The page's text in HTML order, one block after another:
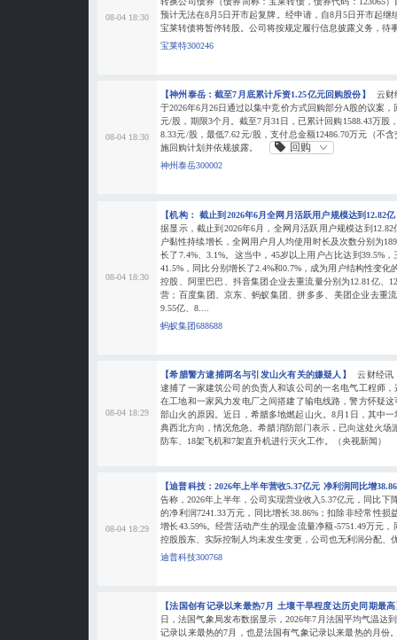
08-04 18:30
预计无法在8月5日开市起复牌。经申请，自8月5日开市起继
宝莱转债将暂停转股。公司将按规定履行信息披露义务，待
宝莱特300246
08-04 18:30
【神州泰岳：截至7月底累计斥资1.25亿元回购股份】
云财
于2026年6月26日通过以集中竞价方式回购部分A股的议案，
元/股，期限3个月。截至7月31日，已累计回购1588.43万股
8.33元/股，最低7.62元/股，支付总金额12486.70万元（不
施回购计划并依规披露。
回购
神州泰岳300002
08-04 18:30
【机构： 截止到2026年6月全网月活跃用户规模达到12.82
据显示，截止到2026年6月，全网月活跃用户规模达到
户黏性持续增长，全网用户月人均使用时长及次数分别为
长了7.4%、3.1%。这当中，45岁以上用户占比达到39.5%
41.5%，同比分别增长了2.4%和0.7%，成为用户结构性变化
控股、阿里巴巴、抖音集团企业去重流量分别为12.81亿、
营；百度集团、京东、蚂蚁集团、拼多多、美团企业去重
9.55亿、8....
蚂蚁集团688688
08-04 18:29
【希腊警方逮捕两名与引发山火有关的嫌疑人】
云财经讯
逮捕了一家建筑公司的负责人和该公司的一名电气工程师
在工地和一家风力发电厂之间搭建了输电线路，警方怀疑
部山火的原因。近日，希腊多地燃起山火。8月1日，其中
典西北方向，情况危急。希腊消防部门表示，已向这处火场
防车、18架飞机和7架直升机进行灭火工作。（央视新闻）
08-04 18:29
【迪普科技：2026年上半年营收5.37亿元 净利润同比增
告称，2026年上半年，公司实现营业收入5.37亿元，同比下
的净利润7241.33万元，同比增长38.86%；扣除非经常性损
增长43.59%。经营活动产生的现金流量净额-5751.49万元
控股股东、实际控制人均未发生变更，公司也无利润分配、
迪普科技300768
【法国创有记录以来最热7月 土壤干旱程度达历史同期最
日，法国气象局发布数据显示，2026年7月法国平均气温达
记录以来最热的7月，也是法国有气象记录以来最热的月份